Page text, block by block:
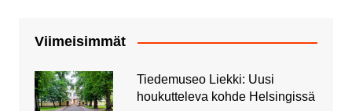
Viimeisimmät
Tiedemuseo Liekki: Uusi
houkutteleva kohde Helsingissä